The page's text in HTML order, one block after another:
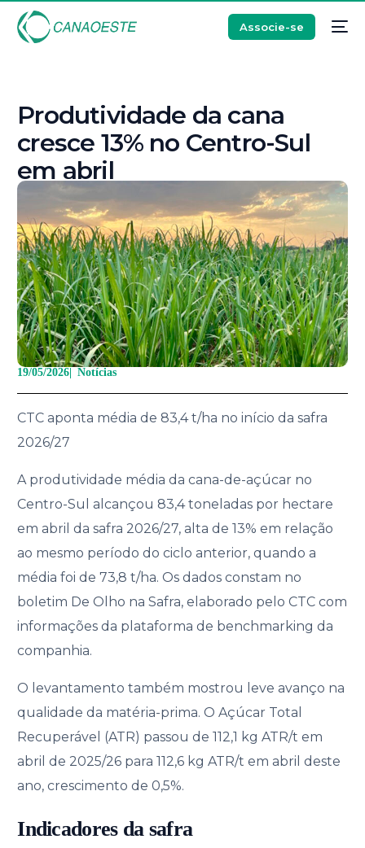
Associe-se
Produtividade da cana
cresce 13% no Centro-Sul
em abril
19/05/2026 Notícias
CTC aponta média de 83,4 t/ha no início da safra
2026/27
A produtividade média da cana-de-açúcar no
Centro-Sul alcançou 83,4 toneladas por hectare
em abril da safra 2026/27, alta de 13% em relação
ao mesmo período do ciclo anterior, quando a
média foi de 73,8 t/ha. Os dados constam no
boletim De Olho na Safra, elaborado pelo CTC com
informações da plataforma de benchmarking da
companhia.
O levantamento também mostrou leve avanço na
qualidade da matéria-prima. O Açúcar Total
Recuperável (ATR) passou de 112,1 kg ATR/t em
abril de 2025/26 para 112,6 kg ATR/t em abril deste
ano, crescimento de 0,5%.
Indicadores da safra